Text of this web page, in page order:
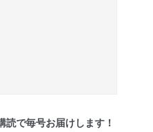
読で毎号お届けします！